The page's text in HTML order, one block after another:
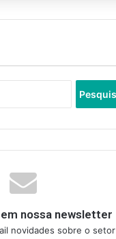
por:
nossa newsletter
novidades sobre o setor